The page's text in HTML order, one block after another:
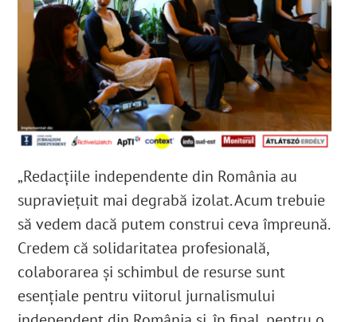
„Redacțiile independente din România au
supraviețuit mai degrabă izolat. Acum trebuie
să vedem dacă putem construi ceva împreună.
Credem că solidaritatea profesională,
colaborarea și schimbul de resurse sunt
esențiale pentru viitorul jurnalismului